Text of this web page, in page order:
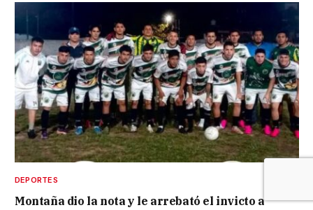
DEPORTES
Montaña dio la nota y le arrebató el invicto a